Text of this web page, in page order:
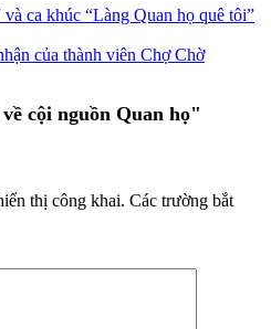
ca khúc “Làng Quan họ quê tôi”
của thành viên Chợ Chờ
cội nguồn Quan họ"
thị công khai. Các trường bắt